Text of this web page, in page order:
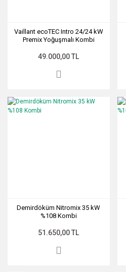
Vaillant ecoTEC Intro 24/24 kW
Premix Yoğuşmalı Kombi
49.000,00 TL
Demirdöküm Nitromix 35 kW
%108 Kombi
51.650,00 TL